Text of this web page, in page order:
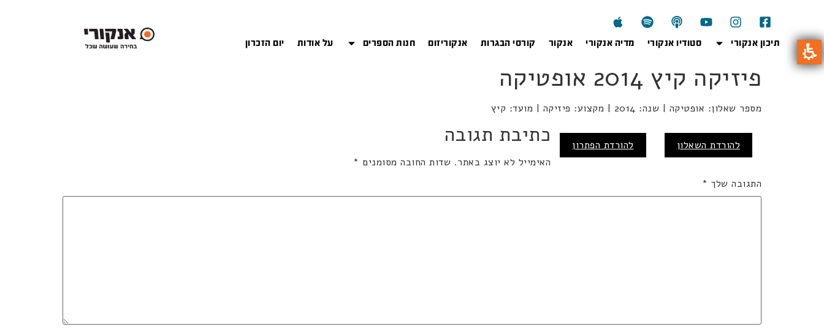
תיכון אנקורי סטודיו אנקורי מדיה אנקורי אנקור קורסי הבגרות אנקוריזום חנות הספרים על אודות יום הזכרון
פיזיקה קיץ 2014 אופטיקה
מספר שאלון: אופטיקה | שנה: 2014 | מקצוע: פיזיקה | מועד: קיץ
להורדת השאלון להורדת הפתרון כתיבת תגובה
האימייל לא יוצג באתר. שדות החובה מסומנים *
התגובה שלך *